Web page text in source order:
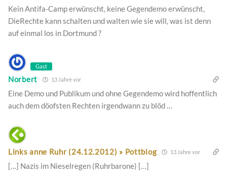
Kein Antifa-Camp erwünscht, keine Gegendemo erwünscht,
DieRechte kann schalten und walten wie sie will, was ist denn
auf einmal los in Dortmund ?
Gast
Norbert 13 Jahre vor
Eine Demo und Publikum und ohne Gegendemo wird hoffentlich
auch dem döofsten Rechten irgendwann zu blöd …
Links anne Ruhr (24.12.2012) » Pottblog 13 Jahre vor
[…] Nazis im Nieselregen (Ruhrbarone) […]